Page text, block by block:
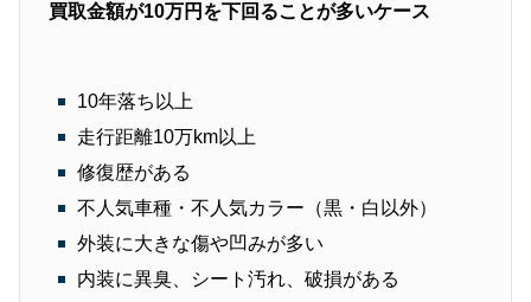
買取金額が10万円を下回ることが多いケース
10年落ち以上
走行距離10万km以上
修復歴がある
不人気車種・不人気カラー（黒・白以外）
外装に大きな傷や凹みが多い
内装に異臭、シート汚れ、破損がある